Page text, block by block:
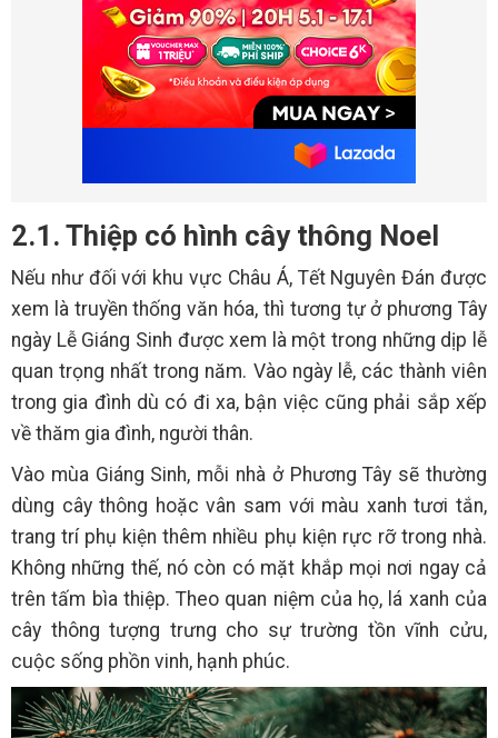
2.1. Thiệp có hình cây thông Noel
Nếu như đối với khu vực Châu Á, Tết Nguyên Đán được
xem là truyền thống văn hóa, thì tương tự ở phương Tây
ngày Lễ Giáng Sinh được xem là một trong những dịp lễ
quan trọng nhất trong năm. Vào ngày lễ, các thành viên
trong gia đình dù có đi xa, bận việc cũng phải sắp xếp
về thăm gia đình, người thân.
Vào mùa Giáng Sinh, mỗi nhà ở Phương Tây sẽ thường
dùng cây thông hoặc vân sam với màu xanh tươi tắn,
trang trí phụ kiện thêm nhiều phụ kiện rực rỡ trong nhà.
Không những thế, nó còn có mặt khắp mọi nơi ngay cả
trên tấm bìa thiệp. Theo quan niệm của họ, lá xanh của
cây thông tượng trưng cho sự trường tồn vĩnh cửu,
cuộc sống phồn vinh, hạnh phúc.